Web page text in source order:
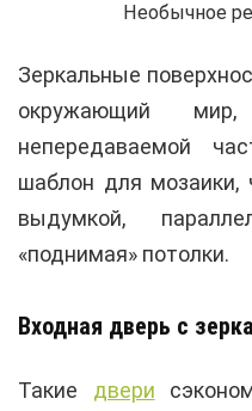
Необычное
Зеркальные
окружающий
непередаваемой
шаблон для
выдумкой,
«поднимая» потолки.
Входная дверь с
Такие двери